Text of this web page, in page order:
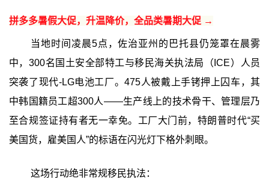
拼多多暑假大促，升温降价，全品类暑期大促 →
当地时间凌晨5点，佐治亚州的巴托县仍笼罩在晨雾
中，300名国土安全部特工与移民海关执法局（ICE）人员
突袭了现代-LG电池工厂。475人被戴上手铐押上囚车，其
中韩国籍员工超300人——生产线上的技术骨干、管理层乃
至合规签证持有者无一幸免。工厂大门前，特朗普时代“买
美国货，雇美国人”的标语在闪光灯下格外刺眼。
这场行动绝非常规移民执法：